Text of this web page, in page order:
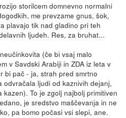
storilcem domnevno normalni
me prevzame gnus, šok,
plavajo tik nad gladino pri teh
ljudeh. Res, za bruhat...
(če bi vsaj malo
v Savdski Arabiji in ZDA iz leta v
bi pač - ja, strah pred smrtno
odvračala ljudi od kaznivih dejanj,
To je zgolj najbolj primitiven
je sredstvo maščevanja in ne
pa bomo počasi vsi slepi, ane.